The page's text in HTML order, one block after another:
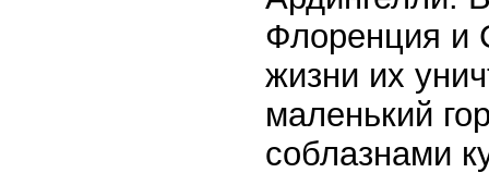
Флоренция и
жизни их
маленький
соблазнами